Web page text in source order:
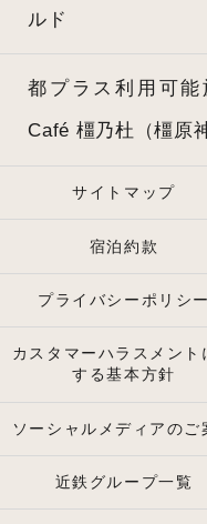
ルド
都プラス利用可能
Café 橿乃杜（橿原
サイトマップ
宿泊約款
プライバシーポリシー
カスタマーハラスメント
する基本方針
ソーシャルメディアのご
近鉄グループ一覧